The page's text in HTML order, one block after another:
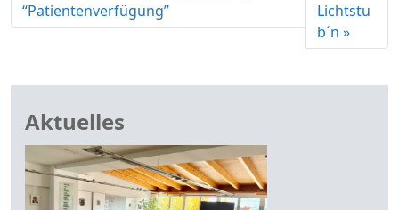
“Patientenverfügung”
Lichtstu
b´n
Aktuelles